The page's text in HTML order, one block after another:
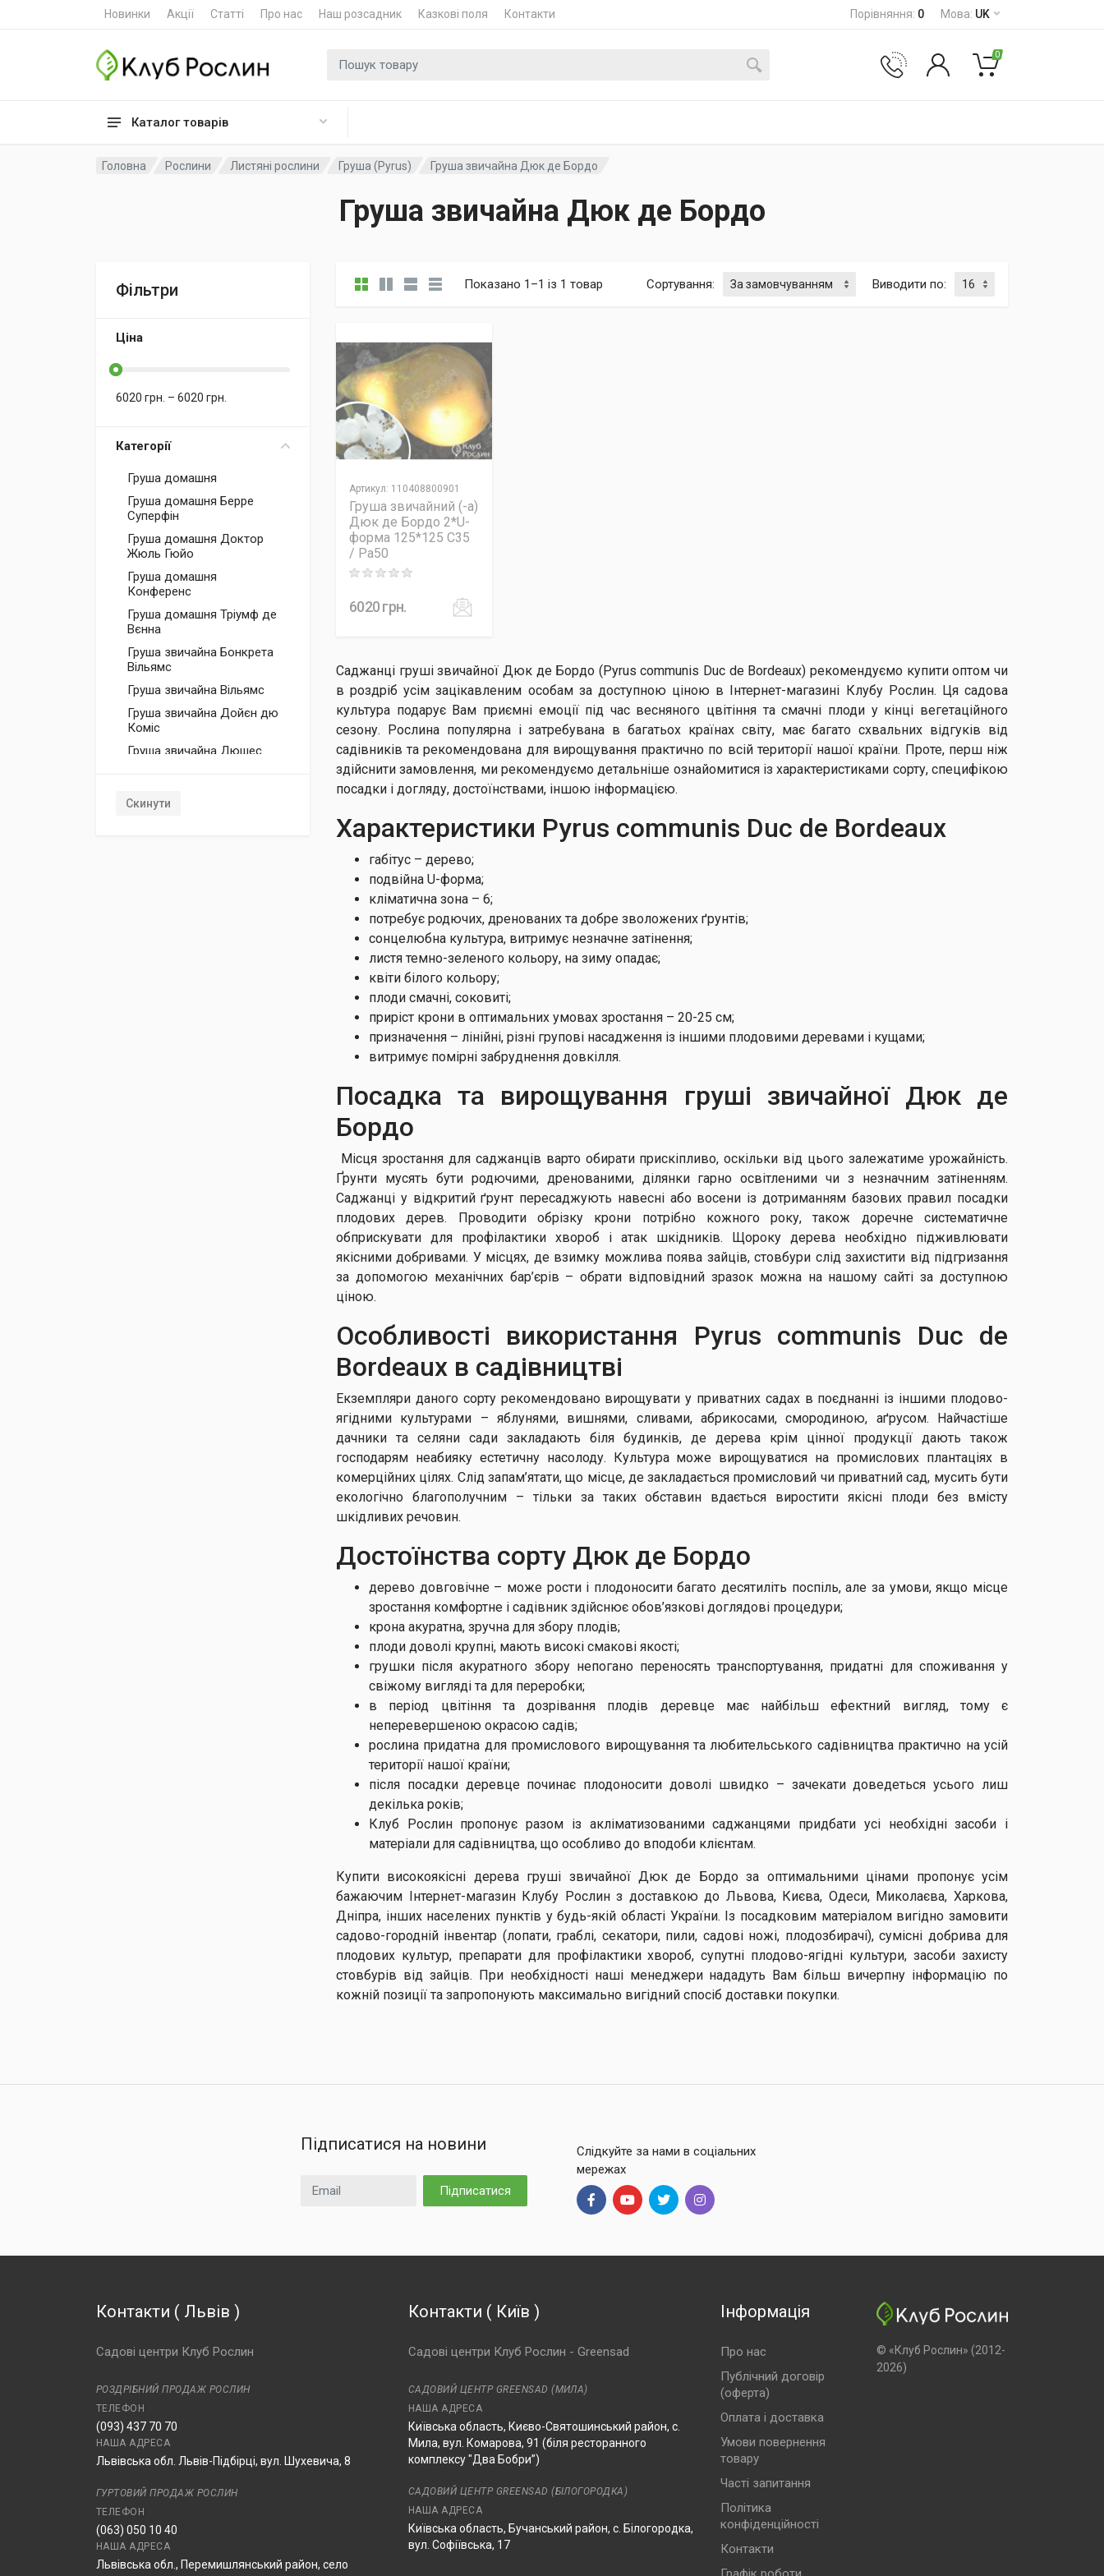
Новинки Акції Статті Про нас Наш розсадник Казкові поля Контакти Порівняння: 0 Мова: UK
Каталог товарів
Пошук для 0
Головна Рослини Листяні рослини Груша (Pyrus) Груша звичайна Дюк де Бордо
Груша звичайна Дюк де Бордо
Фільтри
Ціна
6020 грн. – 6020 грн.
Категорії
Груша домашня
Груша домашня Берре
Суперфін
Груша домашня Доктор
Жюль Гюйо
Груша домашня
Конференс
Груша домашня Тріумф де
Вєнна
Груша звичайна Бонкрета
Вільямс
Груша звичайна Вільямс
Груша звичайна Дойєн дю
Коміс
Груша звичайна Дюшес
Груша звичайна
Скинути
Показано 1–1 із 1 товар Сортування: Виводити по:
Артикул: 110408800901
Груша звичайний (-а)
Дюк де Бордо 2*U-
форма 125*125 C35
/ Pa50
Rating: 0 out of 5
6020грн.
Саджанці груші звичайної Дюк де Бордо (Pyrus communis Duc de Bordeaux) рекомендуємо купити оптом чи
в роздріб усім зацікавленим особам за доступною ціною в Інтернет-магазині Клубу Рослин. Ця садова
культура подарує Вам приємні емоції під час весняного цвітіння та смачні плоди у кінці вегетаційного
сезону. Рослина популярна і затребувана в багатьох країнах світу, має багато схвальних відгуків від
садівників та рекомендована для вирощування практично по всій території нашої країни. Проте, перш ніж
здійснити замовлення, ми рекомендуємо детальніше ознайомитися із характеристиками сорту, специфікою
посадки і догляду, достоїнствами, іншою інформацією.
Характеристики Pyrus communis Duc de Bordeaux
габітус – дерево;
подвійна U-форма;
кліматична зона – 6;
потребує родючих, дренованих та добре зволожених ґрунтів;
сонцелюбна культура, витримує незначне затінення;
листя темно-зеленого кольору, на зиму опадає;
квіти білого кольору;
плоди смачні, соковиті;
приріст крони в оптимальних умовах зростання – 20-25 см;
призначення – лінійні, різні групові насадження із іншими плодовими деревами і кущами;
витримує помірні забруднення довкілля.
Посадка та вирощування груші звичайної Дюк де
Бордо
Місця зростання для саджанців варто обирати прискіпливо, оскільки від цього залежатиме урожайність.
Ґрунти мусять бути родючими, дренованими, ділянки гарно освітленими чи з незначним затіненням.
Саджанці у відкритий ґрунт пересаджують навесні або восени із дотриманням базових правил посадки
плодових дерев. Проводити обрізку крони потрібно кожного року, також доречне систематичне
обприскувати для профілактики хвороб і атак шкідників. Щороку дерева необхідно підживлювати
якісними добривами. У місцях, де взимку можлива поява зайців, стовбури слід захистити від підгризання
за допомогою механічних бар’єрів – обрати відповідний зразок можна на нашому сайті за доступною
ціною.
Особливості використання Pyrus communis Duc de
Bordeaux в садівництві
Екземпляри даного сорту рекомендовано вирощувати у приватних садах в поєднанні із іншими плодово-
ягідними культурами – яблунями, вишнями, сливами, абрикосами, смородиною, аґрусом. Найчастіше
дачники та селяни сади закладають біля будинків, де дерева крім цінної продукції дають також
господарям неабияку естетичну насолоду. Культура може вирощуватися на промислових плантаціях в
комерційних цілях. Слід запам’ятати, що місце, де закладається промисловий чи приватний сад, мусить бути
екологічно благополучним – тільки за таких обставин вдається виростити якісні плоди без вмісту
шкідливих речовин.
Достоїнства сорту Дюк де Бордо
дерево довговічне – може рости і плодоносити багато десятиліть поспіль, але за умови, якщо місце
зростання комфортне і садівник здійснює обов’язкові доглядові процедури;
крона акуратна, зручна для збору плодів;
плоди доволі крупні, мають високі смакові якості;
грушки після акуратного збору непогано переносять транспортування, придатні для споживання у
свіжому вигляді та для переробки;
в період цвітіння та дозрівання плодів деревце має найбільш ефектний вигляд, тому є
неперевершеною окрасою садів;
рослина придатна для промислового вирощування та любительського садівництва практично на усій
території нашої країни;
після посадки деревце починає плодоносити доволі швидко – зачекати доведеться усього лиш
декілька років;
Клуб Рослин пропонує разом із акліматизованими саджанцями придбати усі необхідні засоби і
матеріали для садівництва, що особливо до вподоби клієнтам.
Купити високоякісні дерева груші звичайної Дюк де Бордо за оптимальними цінами пропонує усім
бажаючим Інтернет-магазин Клубу Рослин з доставкою до Львова, Києва, Одеси, Миколаєва, Харкова,
Дніпра, інших населених пунктів у будь-якій області України. Із посадковим матеріалом вигідно замовити
садово-городній інвентар (лопати, граблі, секатори, пили, садові ножі, плодозбирачі), сумісні добрива для
плодових культур, препарати для профілактики хвороб, супутні плодово-ягідні культури, засоби захисту
стовбурів від зайців. При необхідності наші менеджери нададуть Вам більш вичерпну інформацію по
кожній позиції та запропонують максимально вигідний спосіб доставки покупки.
Підписатися на новини
Email Підписатися
Слідкуйте за нами в соціальних
мережах
Контакти ( Львів )
Садові центри Клуб Рослин
РОЗДРІБНИЙ ПРОДАЖ РОСЛИН
ТЕЛЕФОН
(093) 437 70 70
НАША АДРЕСА
Львівська обл. Львів-Підбірці, вул. Шухевича, 8
ГУРТОВИЙ ПРОДАЖ РОСЛИН
ТЕЛЕФОН
(063) 050 10 40
НАША АДРЕСА
Львівська обл., Перемишлянський район, село
Контакти ( Київ )
Садові центри Клуб Рослин - Greensad
САДОВИЙ ЦЕНТР GREENSAD (МИЛА)
НАША АДРЕСА
Київська область, Києво-Святошинський район, с.
Мила, вул. Комарова, 91 (біля ресторанного
комплексу "Два Бобри”)
САДОВИЙ ЦЕНТР GREENSAD (БІЛОГОРОДКА)
НАША АДРЕСА
Київська область, Бучанський район, с. Білогородка,
вул. Софіївська, 17
Інформація
Про нас
Публічний договір
(оферта)
Оплата і доставка
Умови повернення
товару
Часті запитання
Політика
конфіденційності
Контакти
© «Клуб Рослин» (2012-
2026)